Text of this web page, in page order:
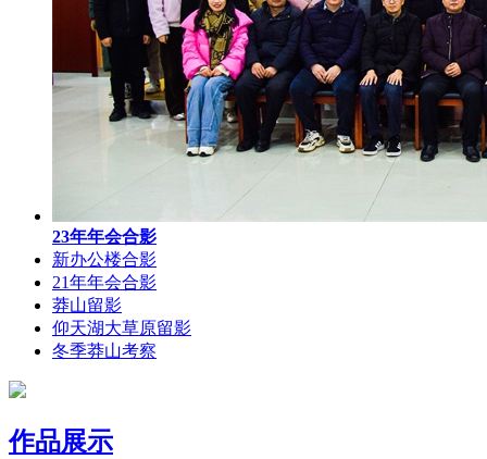
23年年会合影
新办公楼合影
21年年会合影
莽山留影
仰天湖大草原留影
冬季莽山考察
作品展示